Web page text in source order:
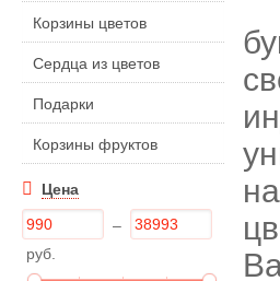
Корзины цветов
Сердца из цветов
Подарки
Корзины фруктов
Цена
–
руб.